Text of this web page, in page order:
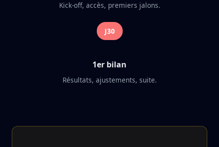
Kick-off, accès, premiers jalons.
J30
1er bilan
Résultats, ajustements, suite.